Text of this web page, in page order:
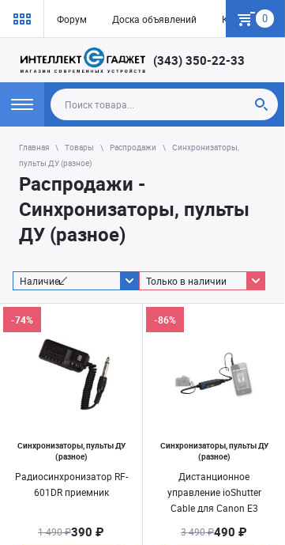
Форум Доска объявлений Как купить
0
(343) 350-22-33
Главная Товары Распродажи
Синхронизаторы,
пульты ДУ (разное)
Распродажи -
Синхронизаторы, пульты
ДУ (разное)
Наличие Только в наличии
Синхронизаторы, пульты ДУ
(разное)
Радиосинхронизатор RF-
601DR приемник
-74%
1 490 ₽390 ₽
Синхронизаторы, пульты ДУ
(разное)
Дистанционное
управление ioShutter
Cable для Canon E3
-86%
3 490 ₽490 ₽